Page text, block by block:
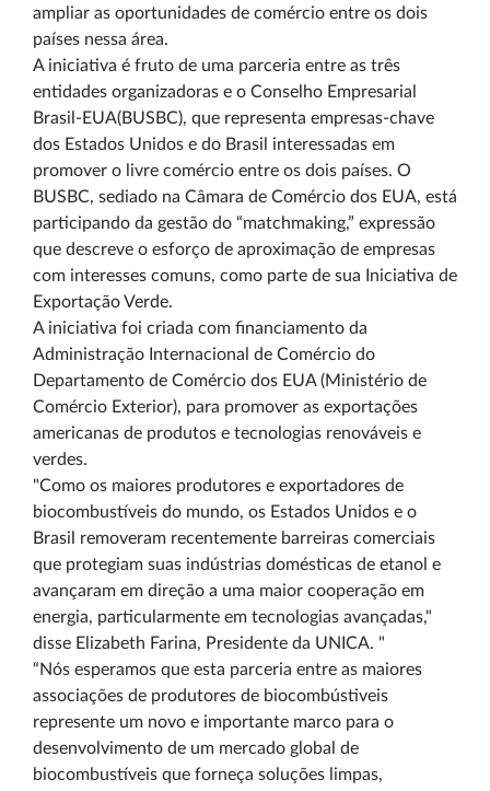
ampliar as oportunidades de comércio entre os dois
países nessa área.
A iniciativa é fruto de uma parceria entre as três
entidades organizadoras e o Conselho Empresarial
Brasil-EUA(BUSBC), que representa empresas-chave
dos Estados Unidos e do Brasil interessadas em
promover o livre comércio entre os dois países. O
BUSBC, sediado na Câmara de Comércio dos EUA, está
participando da gestão do “matchmaking,” expressão
que descreve o esforço de aproximação de empresas
com interesses comuns, como parte de sua Iniciativa de
Exportação Verde.
A iniciativa foi criada com financiamento da
Administração Internacional de Comércio do
Departamento de Comércio dos EUA (Ministério de
Comércio Exterior), para promover as exportações
americanas de produtos e tecnologias renováveis e
verdes.
"Como os maiores produtores e exportadores de
biocombustíveis do mundo, os Estados Unidos e o
Brasil removeram recentemente barreiras comerciais
que protegiam suas indústrias domésticas de etanol e
avançaram em direção a uma maior cooperação em
energia, particularmente em tecnologias avançadas,"
disse Elizabeth Farina, Presidente da UNICA. "
“Nós esperamos que esta parceria entre as maiores
associações de produtores de biocombústiveis
represente um novo e importante marco para o
desenvolvimento de um mercado global de
biocombustíveis que forneça soluções limpas,